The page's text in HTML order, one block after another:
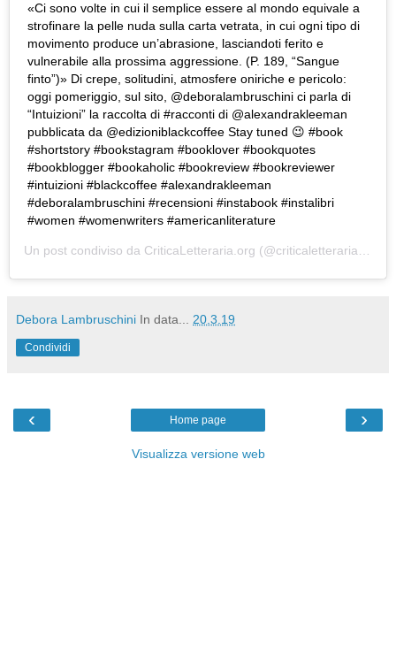
«Ci sono volte in cui il semplice essere al mondo equivale a
strofinare la pelle nuda sulla carta vetrata, in cui ogni tipo di
movimento produce un’abrasione, lasciandoti ferito e
vulnerabile alla prossima aggressione. (P. 189, “Sangue
finto”)» Di crepe, solitudini, atmosfere oniriche e pericolo:
oggi pomeriggio, sul sito, @deboralambruschini ci parla di
“Intuizioni” la raccolta di #racconti di @alexandrakleeman
pubblicata da @edizioniblackcoffee Stay tuned 😉 #book
#shortstory #bookstagram #booklover #bookquotes
#bookblogger #bookaholic #bookreview #bookreviewer
#intuizioni #blackcoffee #alexandrakleeman
#deboralambruschini #recensioni #instabook #instalibri
#women #womenwriters #americanliterature
Un post condiviso da CriticaLetteraria.org (@criticaletteraria) in data:
Debora Lambruschini In data... 20.3.19
Condividi
‹ ›
Home page
Visualizza versione web